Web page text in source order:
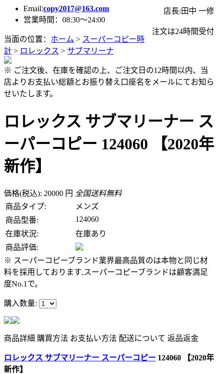
Email:copy2017@163.com
店長:田中 一修
営業時間：08:30～24:00
注文は24時間受付
当面の位置： ホーム > スーパーコピー時
計 > ロレックス > サブマリーナ
※ ご注文後、在庫を確認の上、ご注文日の12時間以内、当
店よりお支払い総額とお振り替え口座名をメールにてお知ら
せいたします。
ロレックス サブマリーナー ス
ーパーコピー 124060 【2020年
新作】
価格(税込): 20000 円 全国送料無料
商品タイプ:
メンズ
商品型番:
124060
在庫状況:
在庫あり
商品評価:
※ スーパーコピーブランド業界最高品質のは本物と同じ材
料を採用しております,スーパーコピーブランドは顧客満足
度No.1で。
購入数量:
商品詳細 購買方法 お支払い方法 配送について 返品返金
ロレックス サブマリーナー スーパーコピー 124060 【2020年
新作】